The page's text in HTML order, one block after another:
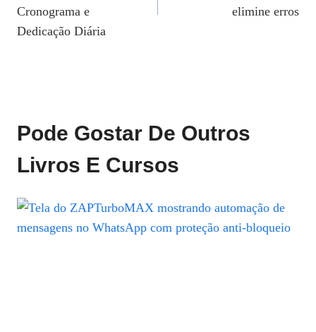
Post
Cronograma e
Dedicação Diária
elimine erros
Pode Gostar De Outros
Livros E Cursos